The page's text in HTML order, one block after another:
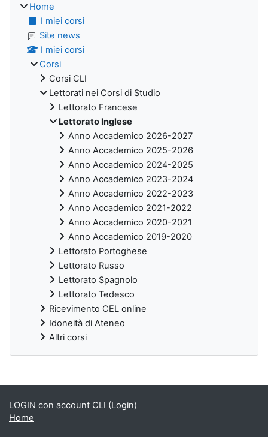
Home
I miei corsi
Site news
I miei corsi
Corsi
Corsi CLI
Lettorati nei Corsi di Studio
Lettorato Francese
Lettorato Inglese
Anno Accademico 2026-2027
Anno Accademico 2025-2026
Anno Accademico 2024-2025
Anno Accademico 2023-2024
Anno Accademico 2022-2023
Anno Accademico 2021-2022
Anno Accademico 2020-2021
Anno Accademico 2019-2020
Lettorato Portoghese
Lettorato Russo
Lettorato Spagnolo
Lettorato Tedesco
Ricevimento CEL online
Idoneità di Ateneo
Altri corsi
Blocchi supplementari
LOGIN con account CLI (Login)
Home